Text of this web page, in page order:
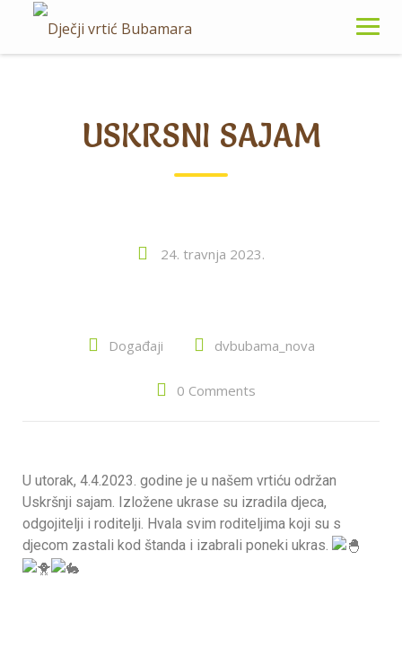
USKRSNI SAJAM
24. travnja 2023.
Događaji dvbubama_nova
0 Comments
U utorak, 4.4.2023. godine je u našem vrtiću održan
Uskršnji sajam. Izložene ukrase su izradila djeca,
odgojitelji i roditelji. Hvala svim roditeljima koji su s
djecom zastali kod štanda i izabrali poneki ukras.